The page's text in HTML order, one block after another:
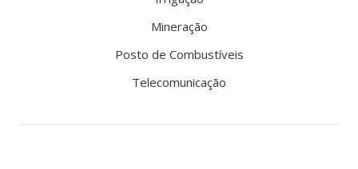
Mineração
Posto de Combustíveis
Telecomunicação